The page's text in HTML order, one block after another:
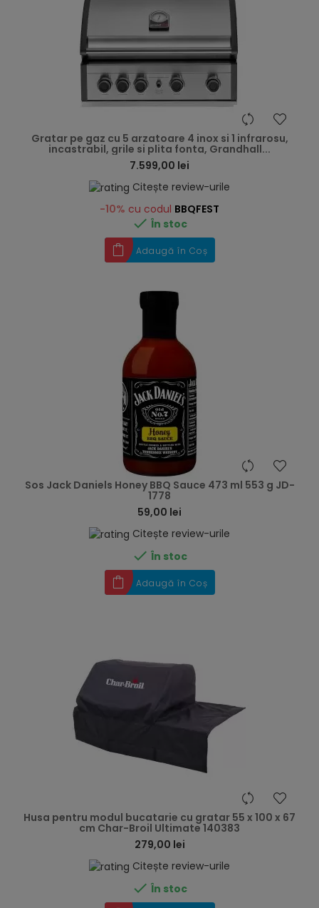
Gratar pe gaz cu 5 arzatoare 4 inox si 1 infrarosu,
incastrabil, grile si plita fonta, Grandhall...
7.599,00 lei
Citește review-urile
-10% cu codul BBQFEST
 În stoc
Adaugă în Coș
Sos Jack Daniels Honey BBQ Sauce 473 ml 553 g JD-
1778
59,00 lei
Citește review-urile
 În stoc
Adaugă în Coș
Husa pentru modul bucatarie cu gratar 55 x 100 x 67
cm Char-Broil Ultimate 140383
279,00 lei
Citește review-urile
 În stoc